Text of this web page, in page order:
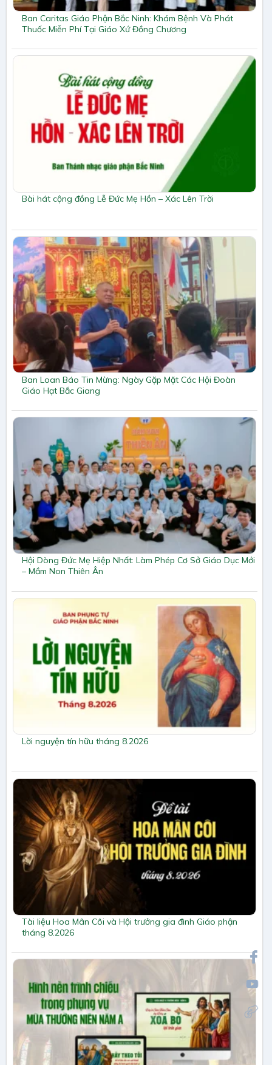
Ban Caritas Giáo Phận Bắc Ninh: Khám Bệnh Và Phát
Thuốc Miễn Phí Tại Giáo Xứ Đồng Chương
Bài hát cộng đồng Lễ Đức Mẹ Hồn – Xác Lên Trời
Ban Loan Báo Tin Mừng: Ngày Gặp Mặt Các Hội Đoàn
Giáo Hạt Bắc Giang
Hội Dòng Đức Mẹ Hiệp Nhất: Làm Phép Cơ Sở Giáo Dục Mới
– Mầm Non Thiên Ân
Lời nguyện tín hữu tháng 8.2026
Tài liệu Hoa Mân Côi và Hội trưởng gia đình Giáo phận
tháng 8.2026